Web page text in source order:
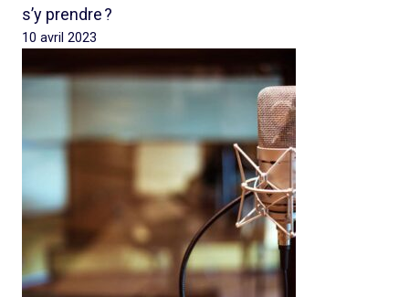
s’y prendre ?
10 avril 2023